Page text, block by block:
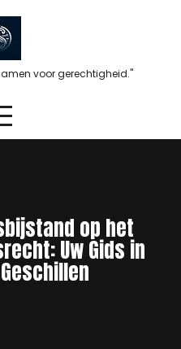
voor gerechtigheid."
op het
Uw Gids in